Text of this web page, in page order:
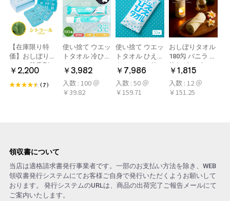
【在庫限り特
価】おしぼり用
アロマ芳香剤
LARME(ラルム)
シトラール 旧デ
￥2,200
(7)
使い捨て ウエッ
トタオル 冷ひや
ネックタオル
50本×2パック
100本 冷感タオ
ル 首 個包装 日
￥3,982
入数 : 100 ＠
￥39.82
使い捨て ウエッ
トタオル ひえひ
えタオル 50枚
冷感タオル ミン
ト アロマおしぼ
り
￥7,986
入数 : 50 ＠
￥159.71
おしぼりタオル
180匁 バニラ 12
枚(1ダース)
￥1,815
入数 : 12 ＠
￥151.25
領収書について
当店は適格請求書発行事業者です。一部のお支払い方法を除き、WEB
領収書発行システムにてお客様ご自身で発行いただくようお願いして
おります。 発行システムのURLは、商品の出荷完了ご報告メールにて
ご案内いたします。